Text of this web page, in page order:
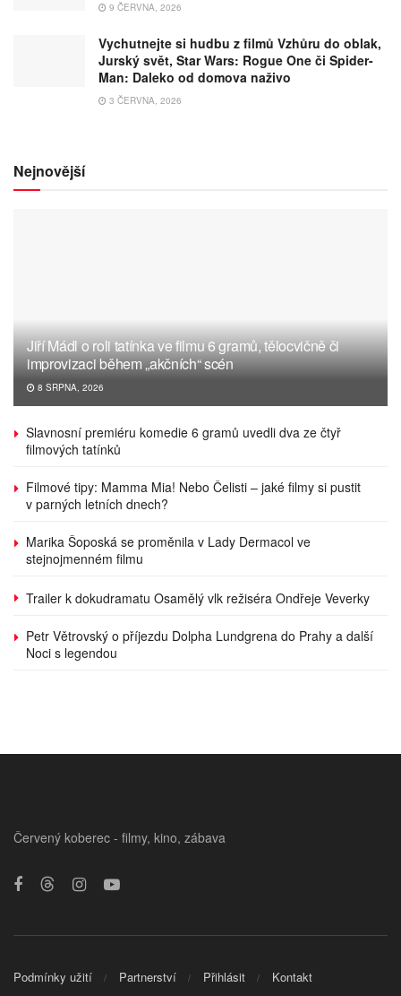
9 ČERVNA, 2026
Vychutnejte si hudbu z filmů Vzhůru do oblak,
Jurský svět, Star Wars: Rogue One či Spider-
Man: Daleko od domova naživo
3 ČERVNA, 2026
Nejnovější
Jiří Mádl o roli tatínka ve filmu 6 gramů, tělocvičně či
improvizaci během „akčních“ scén
8 SRPNA, 2026
Slavnosní premiéru komedie 6 gramů uvedli dva ze čtyř
filmových tatínků
Filmové tipy: Mamma Mia! Nebo Čelisti – jaké filmy si pustit
v parných letních dnech?
Marika Šoposká se proměnila v Lady Dermacol ve
stejnojmenném filmu
Trailer k dokudramatu Osamělý vlk režiséra Ondřeje Veverky
Petr Větrovský o příjezdu Dolpha Lundgrena do Prahy a další
Noci s legendou
Červený koberec - filmy, kino, zábava
Podmínky užití Partnerství Přihlásit Kontakt